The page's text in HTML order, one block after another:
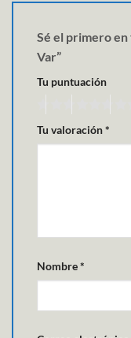
Sé el primero
Var”
Tu puntuación
Tu valoración*
Nombre*